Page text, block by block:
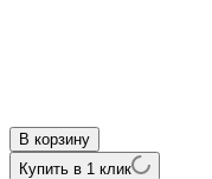
В корзину
Купить в 1 клик